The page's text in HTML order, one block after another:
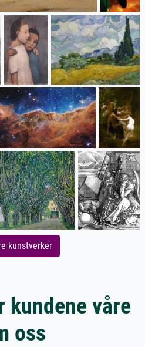
kunstverker
kundene våre
oss